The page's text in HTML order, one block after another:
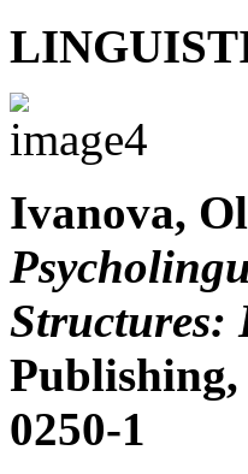
Ivanova,
Structures:
Publishing,
0250-1